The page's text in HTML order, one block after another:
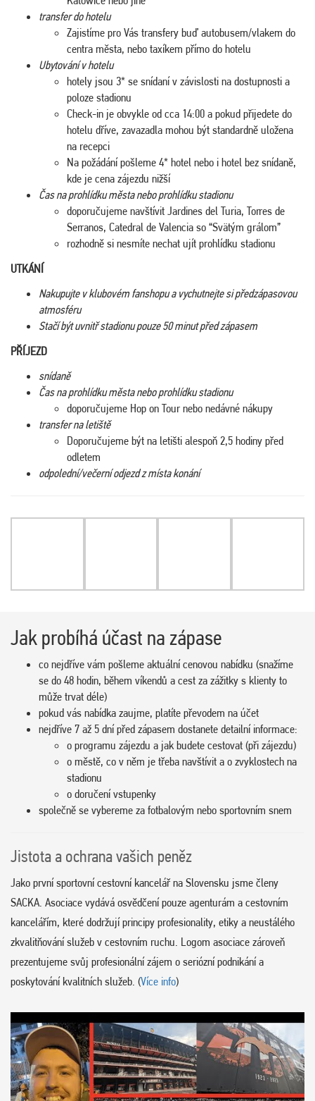
transfer do hotelu
Zajistíme pro Vás transfery buď autobusem/vlakem do
centra města, nebo taxíkem přímo do hotelu
Ubytování v hotelu
hotely jsou 3* se snídaní v závislosti na dostupnosti a
poloze stadionu
Check-in je obvykle od cca 14:00 a pokud přijedete do
hotelu dříve, zavazadla mohou být standardně uložena
na recepci
Na požádání pošleme 4* hotel nebo i hotel bez snídaně,
kde je cena zájezdu nižší
Čas na prohlídku města nebo prohlídku stadionu
doporučujeme navštívit Jardines del Turia, Torres de
Serranos, Catedral de Valencia so “Svätým grálom”
rozhodně si nesmíte nechat ujít prohlídku stadionu
UTKÁNÍ
Nakupujte v klubovém fanshopu a vychutnejte si předzápasovou
atmosféru
Stačí být uvnitř stadionu pouze 50 minut před zápasem
PŘÍJEZD
snídaně
Čas na prohlídku města nebo prohlídku stadionu
doporučujeme Hop on Tour nebo nedávné nákupy
transfer na letiště
Doporučujeme být na letišti alespoň 2,5 hodiny před
odletem
odpolední/večerní odjezd z místa konání
Jak probíhá účast na zápase
co nejdříve vám pošleme aktuální cenovou nabídku (snažíme
se do 48 hodin, během víkendů a cest za zážitky s klienty to
může trvat déle)
pokud vás nabídka zaujme, platíte převodem na účet
nejdříve 7 až 5 dní před zápasem dostanete detailní informace:
o programu zájezdu a jak budete cestovat (při zájezdu)
o městě, co v něm je třeba navštívit a o zvyklostech na
stadionu
o doručení vstupenky
společně se vybereme za fotbalovým nebo sportovním snem
Jistota a ochrana vašich peněz
Jako první sportovní cestovní kancelář na Slovensku jsme členy
SACKA. Asociace vydává osvědčení pouze agenturám a cestovním
kancelářím, které dodržují principy profesionality, etiky a neustálého
zkvalitňování služeb v cestovním ruchu. Logom asociace zároveň
prezentujeme svůj profesionální zájem o seriózní podnikání a
poskytování kvalitních služeb. (Více info)